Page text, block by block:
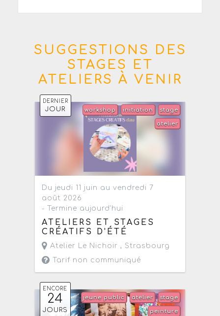
SUGGESTIONS DES
STAGES ET
ATELIERS À VENIR
DERNIER
JOUR stage
initiation
workshop
atelier
Du jeudi 11 juin au vendredi 7
août 2026
- Termine aujourd'hui
ATELIERS ET STAGES
CRÉATIFS D'ÉTÉ
Atelier Le Nichoir , Strasbourg
Tarif non communiqué
ENCORE
24
JOURS
stage
atelier
jeune public
peinture